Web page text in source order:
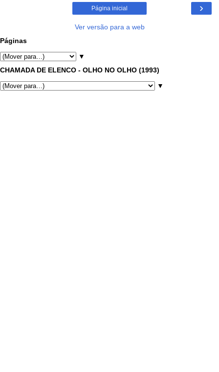
›
Página inicial
Ver versão para a web
Páginas
▼
CHAMADA DE ELENCO - OLHO NO OLHO (1993)
▼